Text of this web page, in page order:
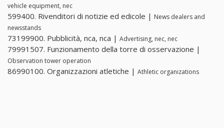
vehicle equipment, nec
599400. Rivenditori di notizie ed edicole | News dealers and
newsstands
73199900. Pubblicità, nca, nca | Advertising, nec, nec
79991507. Funzionamento della torre di osservazione |
Observation tower operation
86990100. Organizzazioni atletiche | Athletic organizations